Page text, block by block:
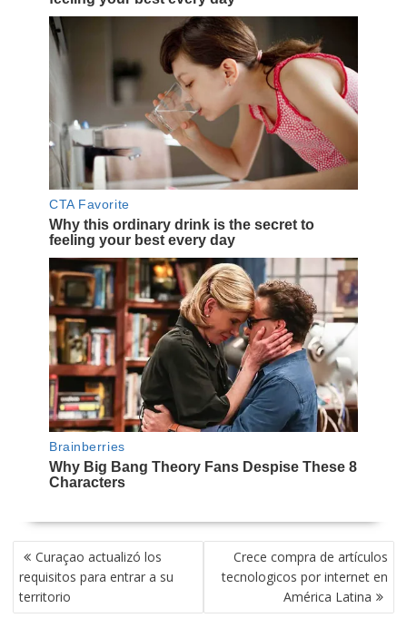
NAVEGACIÓN
DE
ENTRADAS
Curaçao actualizó los
requisitos para entrar a su
territorio
Crece compra de artículos
tecnologicos por internet en
América Latina